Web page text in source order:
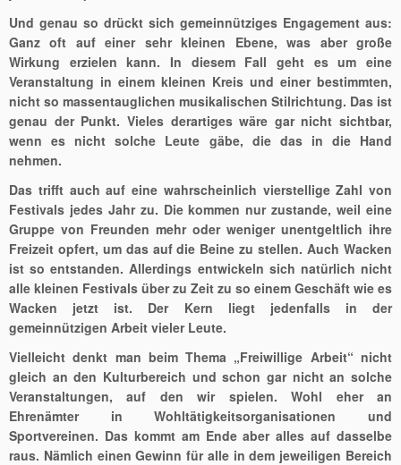
Und genau so drückt sich gemeinnütziges Engagement aus:
Ganz oft auf einer sehr kleinen Ebene, was aber große
Wirkung erzielen kann. In diesem Fall geht es um eine
Veranstaltung in einem kleinen Kreis und einer bestimmten,
nicht so massentauglichen musikalischen Stilrichtung. Das ist
genau der Punkt. Vieles derartiges wäre gar nicht sichtbar,
wenn es nicht solche Leute gäbe, die das in die Hand
nehmen.
Das trifft auch auf eine wahrscheinlich vierstellige Zahl von
Festivals jedes Jahr zu. Die kommen nur zustande, weil eine
Gruppe von Freunden mehr oder weniger unentgeltlich ihre
Freizeit opfert, um das auf die Beine zu stellen. Auch Wacken
ist so entstanden. Allerdings entwickeln sich natürlich nicht
alle kleinen Festivals über zu Zeit zu so einem Geschäft wie es
Wacken jetzt ist. Der Kern liegt jedenfalls in der
gemeinnützigen Arbeit vieler Leute.
Vielleicht denkt man beim Thema „Freiwillige Arbeit“ nicht
gleich an den Kulturbereich und schon gar nicht an solche
Veranstaltungen, auf den wir spielen. Wohl eher an
Ehrenämter in Wohltätigkeitsorganisationen und
Sportvereinen. Das kommt am Ende aber alles auf dasselbe
raus. Nämlich einen Gewinn für alle in dem jeweiligen Bereich